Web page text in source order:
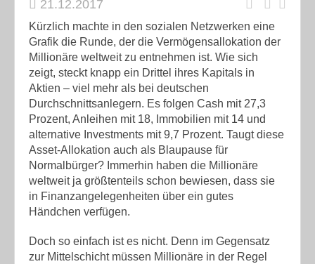
21.12.2017
Kürzlich machte in den sozialen Netzwerken eine
Grafik die Runde, der die Vermögensallokation der
Millionäre weltweit zu entnehmen ist. Wie sich
zeigt, steckt knapp ein Drittel ihres Kapitals in
Aktien – viel mehr als bei deutschen
Durchschnittsanlegern. Es folgen Cash mit 27,3
Prozent, Anleihen mit 18, Immobilien mit 14 und
alternative Investments mit 9,7 Prozent. Taugt diese
Asset-Allokation auch als Blaupause für
Normalbürger? Immerhin haben die Millionäre
weltweit ja größtenteils schon bewiesen, dass sie
in Finanzangelegenheiten über ein gutes
Händchen verfügen.
Doch so einfach ist es nicht. Denn im Gegensatz
zur Mittelschicht müssen Millionäre in der Regel